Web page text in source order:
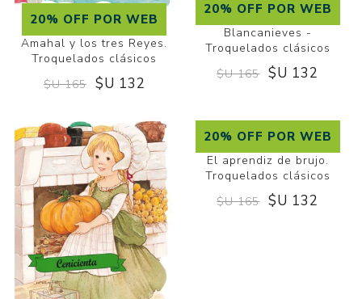
20% OFF POR WEB
Amahal y los tres Reyes.
Troquelados clásicos
$U 165 $U 132
20% OFF POR WEB
Blancanieves -
Troquelados clásicos
$U 165 $U 132